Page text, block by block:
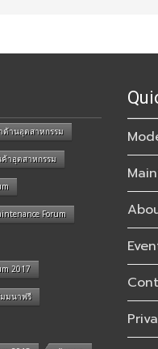
ด้านอุตสาหกรรม
าอุตสาหกรรม
Forum
2017
มนาฟรี